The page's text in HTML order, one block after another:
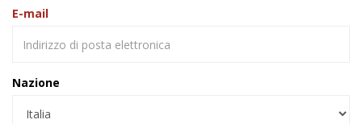
E-mail
Nazione